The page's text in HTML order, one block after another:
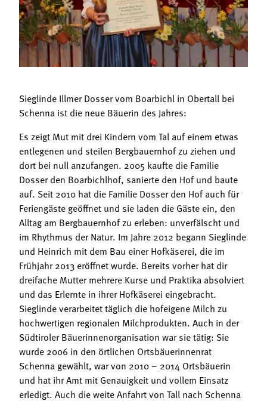
Mitgliedschaft
Landessekretariat
Bäuerliche Buffets
Hofgeschichten
Sieglinde Illmer Dosser vom Boarbichl in Obertall bei
Schenna ist die neue Bäuerin des Jahres:
Es zeigt Mut mit drei Kindern vom Tal auf einem etwas
entlegenen und steilen Bergbauernhof zu ziehen und
dort bei null anzufangen. 2005 kaufte die Familie
Dosser den Boarbichlhof, sanierte den Hof und baute
auf. Seit 2010 hat die Familie Dosser den Hof auch für
Feriengäste geöffnet und sie laden die Gäste ein, den
Alltag am Bergbauernhof zu erleben: unverfälscht und
im Rhythmus der Natur. Im Jahre 2012 begann Sieglinde
und Heinrich mit dem Bau einer Hofkäserei, die im
Frühjahr 2013 eröffnet wurde. Bereits vorher hat dir
dreifache Mutter mehrere Kurse und Praktika absolviert
und das Erlernte in ihrer Hofkäserei eingebracht.
Sieglinde verarbeitet täglich die hofeigene Milch zu
hochwertigen regionalen Milchprodukten. Auch in der
Südtiroler Bäuerinnenorganisation war sie tätig: Sie
wurde 2006 in den örtlichen Ortsbäuerinnenrat
Schenna gewählt, war von 2010 – 2014 Ortsbäuerin
und hat ihr Amt mit Genauigkeit und vollem Einsatz
erledigt. Auch die weite Anfahrt von Tall nach Schenna